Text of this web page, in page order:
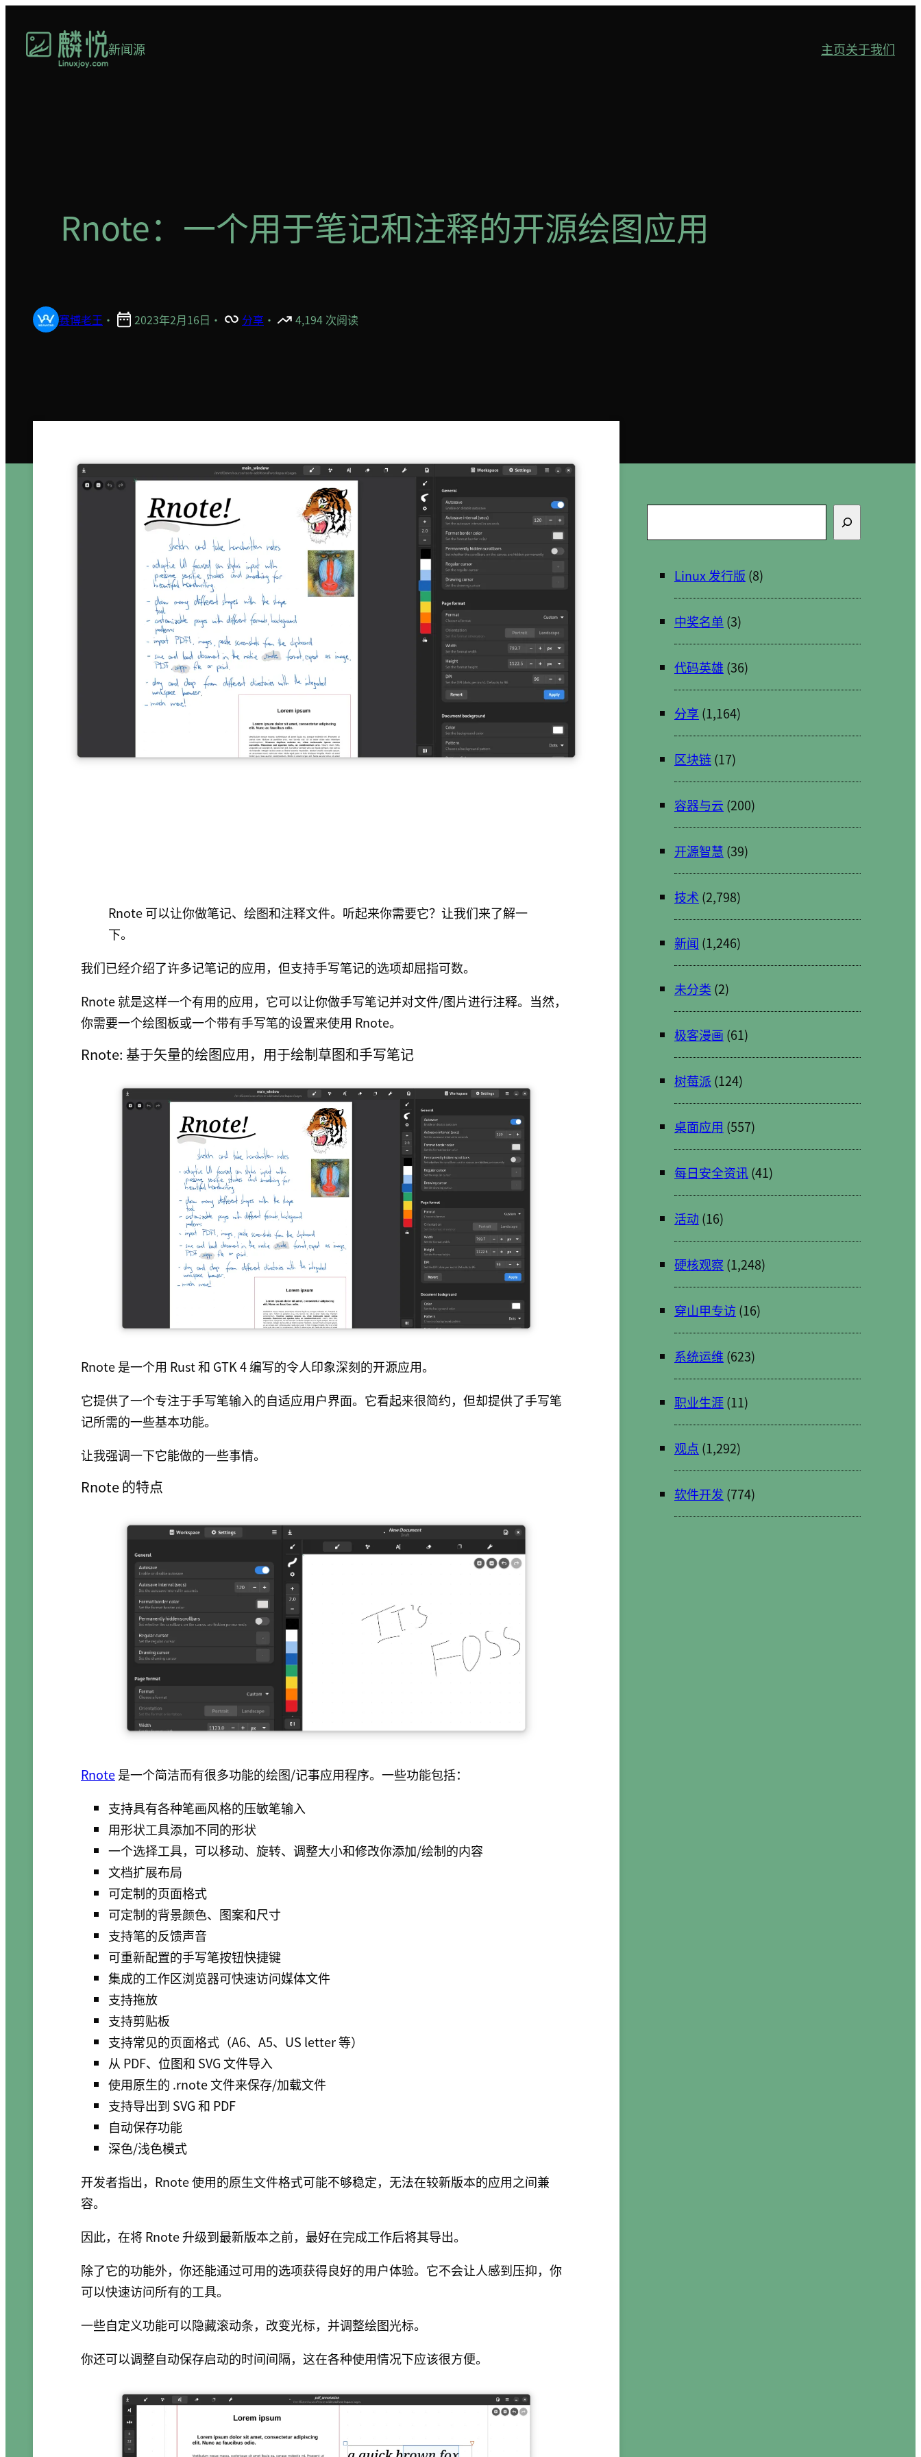
新闻源 主页关于我们
Rnote：一个用于笔记和注释的开源绘图应用
赛博老王 · 2023年2月16日 · 分享 · 4,194 次阅读
Rnote 可以让你做笔记、绘图和注释文件。听起来你需要它？让我们来了解一
下。
我们已经介绍了许多记笔记的应用，但支持手写笔记的选项却屈指可数。
Rnote 就是这样一个有用的应用，它可以让你做手写笔记并对文件/图片进行注释。当然，
你需要一个绘图板或一个带有手写笔的设置来使用 Rnote。
Rnote: 基于矢量的绘图应用，用于绘制草图和手写笔记
Rnote 是一个用 Rust 和 GTK 4 编写的令人印象深刻的开源应用。
它提供了一个专注于手写笔输入的自适应用户界面。它看起来很简约，但却提供了手写笔
记所需的一些基本功能。
让我强调一下它能做的一些事情。
Rnote 的特点
Rnote是一个简洁而有很多功能的绘图/记事应用程序。一些功能包括：
支持具有各种笔画风格的压敏笔输入
用形状工具添加不同的形状
一个选择工具，可以移动、旋转、调整大小和修改你添加/绘制的内容
文档扩展布局
可定制的页面格式
可定制的背景颜色、图案和尺寸
支持笔的反馈声音
可重新配置的手写笔按钮快捷键
集成的工作区浏览器可快速访问媒体文件
支持拖放
支持剪贴板
支持常见的页面格式（A6、A5、US letter 等）
从 PDF、位图和 SVG 文件导入
使用原生的 .rnote 文件来保存/加载文件
支持导出到 SVG 和 PDF
自动保存功能
深色/浅色模式
开发者指出，Rnote 使用的原生文件格式可能不够稳定，无法在较新版本的应用之间兼
容。
因此，在将 Rnote 升级到最新版本之前，最好在完成工作后将其导出。
除了它的功能外，你还能通过可用的选项获得良好的用户体验。它不会让人感到压抑，你
可以快速访问所有的工具。
一些自定义功能可以隐藏滚动条，改变光标，并调整绘图光标。
你还可以调整自动保存启动的时间间隔，这在各种使用情况下应该很方便。
索
Linux 发行版 (8)
中奖名单 (3)
代码英雄 (36)
分享 (1,164)
区块链(17)
容器与云 (200)
开源智慧 (39)
技术 (2,798)
新闻 (1,246)
未分类 (2)
极客漫画 (61)
树莓派 (124)
桌面应用 (557)
每日安全资讯(41)
活动 (16)
硬核观察 (1,248)
穿山甲专访(16)
系统运维(623)
职业生涯(11)
观点 (1,292)
软件开发 (774)